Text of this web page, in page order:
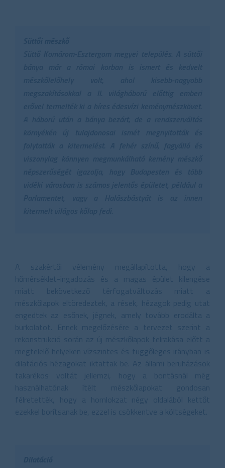
A szakértői vélemény megállapította, hogy a
hőmérséklet-ingadozás és a magas épület kilengése
miatt bekövetkező térfogatváltozás miatt a
mészkőlapok eltöredeztek, a rések, hézagok pedig utat
engedtek az esőnek, jégnek, amely tovább erodálta a
burkolatot. Ennek megelőzésére a tervezet szerint a
rekonstrukció során az új mészkőlapok felrakása előtt a
megfelelő helyeken vízszintes és függőleges irányban is
dilatációs hézagokat iktattak be. Az állami beruházások
takarékos voltát jellemzi, hogy a bontásnál még
használhatónak ítélt mészkőlapokat gondosan
félretették, hogy a homlokzat négy oldalából kettőt
ezekkel borítsanak be, ezzel is csökkentve a költségeket.